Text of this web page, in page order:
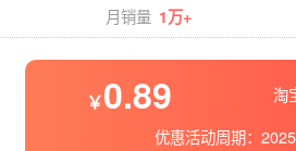
月销量 1万+
0.89 淘
优惠活动周期：